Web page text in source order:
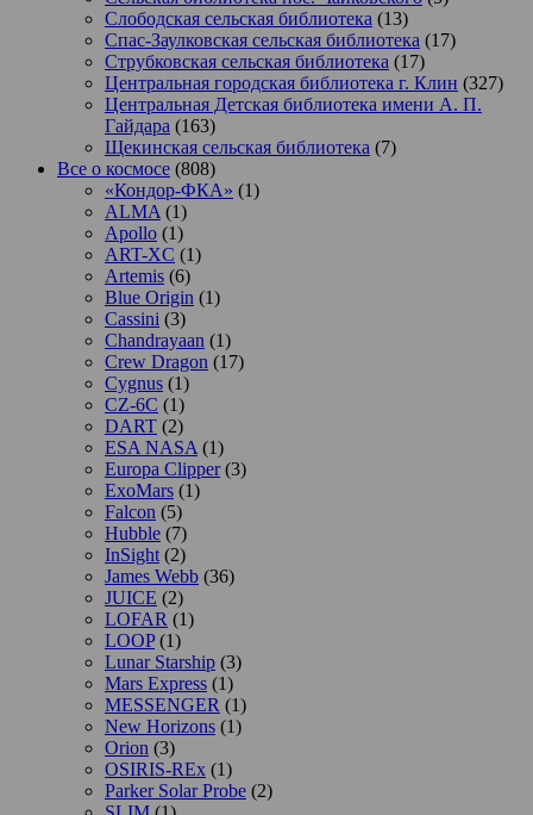
Слободская сельская библиотека (13)
Спас-Заулковская сельская библиотека (17)
Струбковская сельская библиотека (17)
Центральная городская библиотека г. Клин (327)
Центральная Детская библиотека имени А. П.
Гайдара (163)
Щекинская сельская библиотека (7)
Все о космосе (808)
«Кондор-ФКА» (1)
ALMA (1)
Apollo (1)
ART-XC (1)
Artemis (6)
Blue Origin (1)
Cassini (3)
Chandrayaan (1)
Crew Dragon (17)
Cygnus (1)
CZ-6C (1)
DART (2)
ESA NASA (1)
Europa Clipper(3)
ExoMars (1)
Falcon (5)
Hubble (7)
InSight (2)
James Webb (36)
JUICE (2)
LOFAR (1)
LOOP(1)
Lunar Starship (3)
Mars Express (1)
MESSENGER (1)
New Horizons (1)
Orion (3)
OSIRIS-REx (1)
Parker Solar Probe (2)